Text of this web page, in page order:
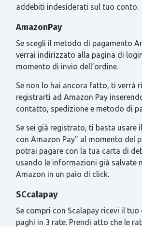
addebiti indesiderati sul tuo conto.
AmazonPay
Se scegli il metodo di pagamento
verrai indirizzato alla pagina di
momento di invio dell’ordine.
Se non lo hai ancora fatto, ti verrà
registrarti ad Amazon Pay
contatto, spedizione e metodo di
Se sei già registrato, ti basta usare
con Amazon Pay" al momento del
potrai pagare con la tua carta di
usando le informazioni già salvate
Amazon in un paio di click.
SCcalapay
Se compri con Scalapay ricevi il
paghi in 3 rate. Prendi atto che le